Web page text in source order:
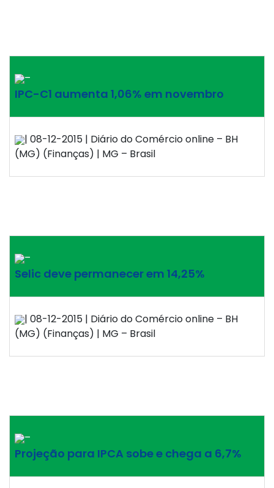
–
IPC-C1 aumenta 1,06% em novembro
| 08-12-2015 | Diário do Comércio online – BH
(MG) (Finanças) | MG – Brasil
–
Selic deve permanecer em 14,25%
| 08-12-2015 | Diário do Comércio online – BH
(MG) (Finanças) | MG – Brasil
–
Projeção para IPCA sobe e chega a 6,7%